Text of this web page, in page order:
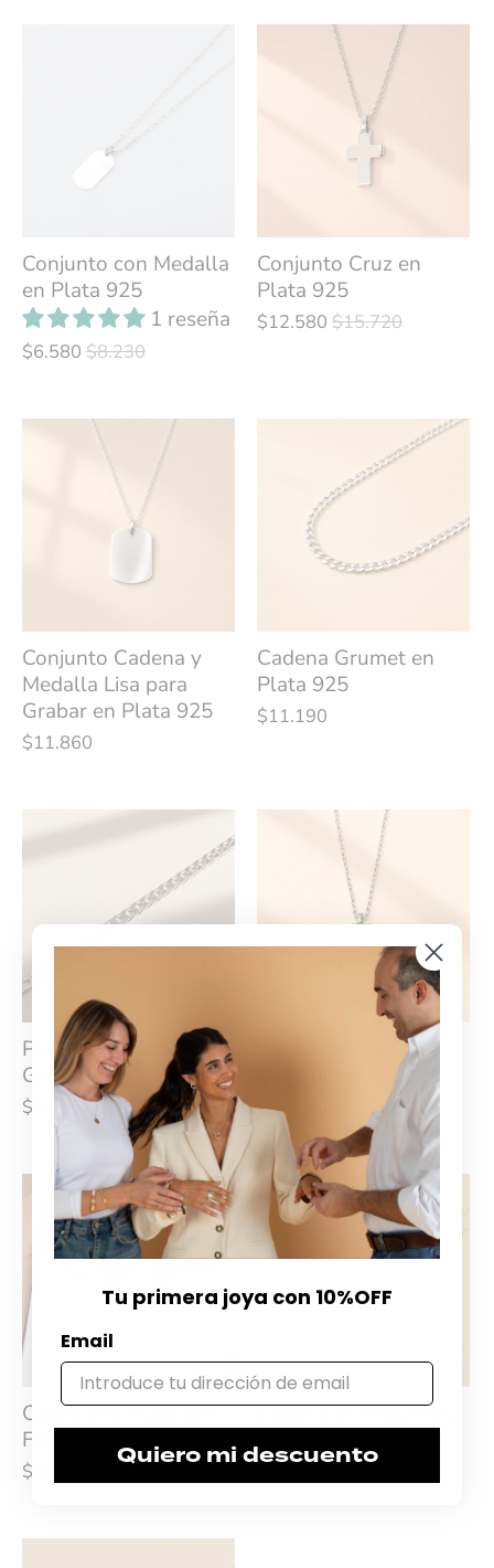
Conjunto con Medalla
en Plata 925
1 reseña
$6.580 $8.230
Conjunto Cruz en
Plata 925
$12.580 $15.720
Conjunto Cadena y
Medalla Lisa para
Grabar en Plata 925
$11.860
Cadena Grumet en
Plata 925
$11.190
Pulsera en Plata 925
Grumet
$5.650$7.060
Conjunto Plata 925
Personalizable
$12.180 $15.050
Cadena en Plata 925
Forcé
$30.830 $38.540
Cadena en Plata 925
Forcé
Tu primera joya con 10%OFF
Email
Quiero mi descuento